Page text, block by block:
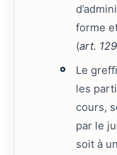
forme
(art.
Le
les
cours,
par le
soit à